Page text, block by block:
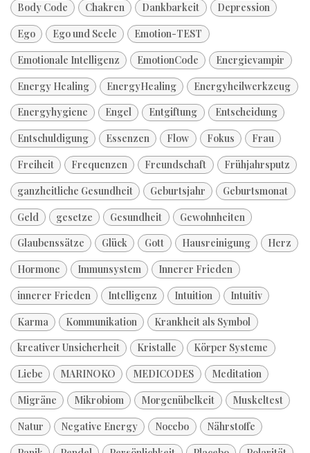
Body Code
Chakren Dankbarkeit
Depression
Ego
Ego und Seele
Emotion-TEST
Emotionale Intelligenz
EmotionCode
Energievampir
Energy Healing
EnergyHealing
Energyheilwerkzeug
Energyhygiene
Engel Entgiftung
Entscheidung
Entschuldigung
Essenzen Flow Fokus
Frau
Freiheit
Frequenzen Freundschaft
Frühjahrsputz
ganzheitliche Gesundheit
Geburtsjahr
Geburtsmonat
Geld
gesetze Gesundheit
Gewohnheiten
Glaubenssätze
Glück Gott Hausreinigung
Herz
Hormone
Immunsystem
Innerer Frieden
innerer Frieden
Intelligenz Intuition
Intuitiv
Karma
Kommunikation
Krankheit als Symbol
kreativer Unsicherheit
Kristalle
Körper Systeme
Liebe
MARINOKO MEDICODES
Meditation
Migräne
Mikrobiom Morgenübelkeit
Muskeltest
Natur
Negative Energy Nocebo
Nährstoffe